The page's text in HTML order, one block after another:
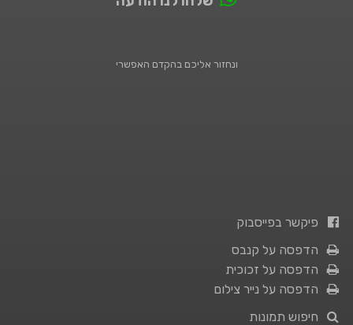
ונחזור אליכם בהקדם האפשרי
פיקשר בפייסבוק
הדפסה על קנבס
הדפסה על זכוכית
הדפסה על נייר צילום
חיפוש תמונות